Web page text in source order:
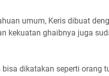
umum, Keris dibuat
kekuatan ghaibnya juga
dikatakan seperti orang